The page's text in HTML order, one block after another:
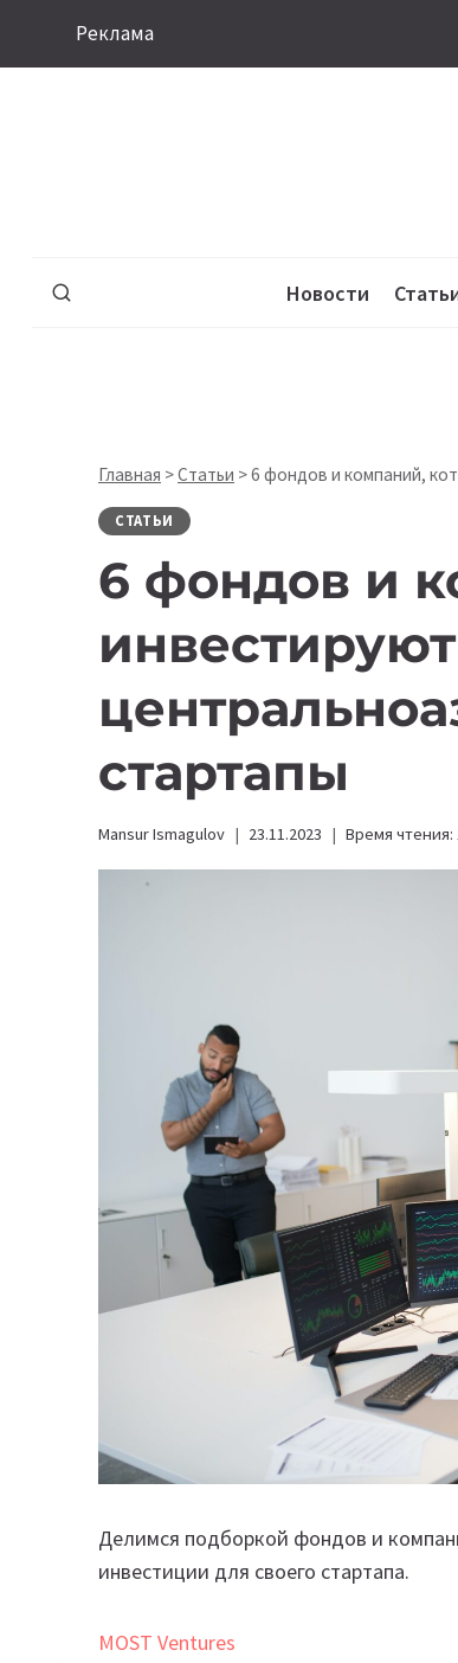
Реклама
Новости
Главная >Статьи >6 фондов и компаний,
СТАТЬИ
6 фондов и
стартапы
Mansur Ismagulov 23.11.2023 Время чтения:
Делимся подборкой фондов и
инвестиции для своего стартапа.
MOST Ventures